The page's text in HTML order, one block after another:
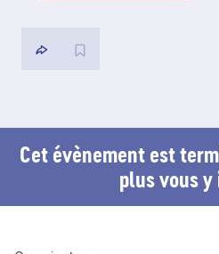
Cet évènement est
plus vous